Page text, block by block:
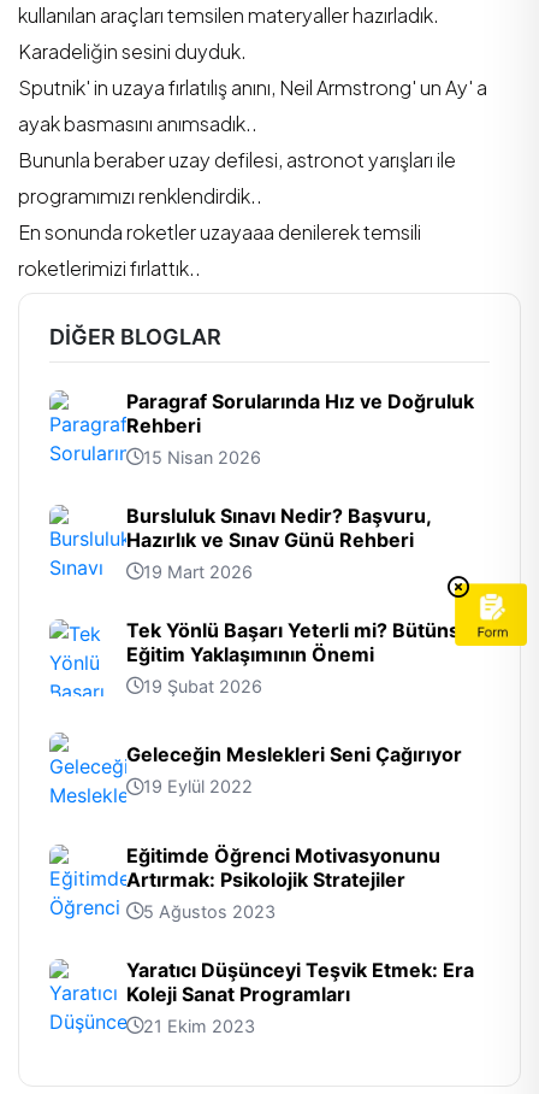
kullanılan araçları temsilen materyaller hazırladık.
Karadeliğin sesini duyduk.
Sputnik' in uzaya fırlatılış anını, Neil Armstrong' un Ay' a
ayak basmasını anımsadık..
Bununla beraber uzay defilesi, astronot yarışları ile
programımızı renklendirdik..
En sonunda roketler uzayaaa denilerek temsili
roketlerimizi fırlattık..
DIĞER BLOGLAR
Paragraf Sorularında Hız ve Doğruluk
Rehberi
15 Nisan 2026
Bursluluk Sınavı Nedir? Başvuru,
Hazırlık ve Sınav Günü Rehberi
19 Mart 2026
Tek Yönlü Başarı Yeterli mi? Bütünsel
Eğitim Yaklaşımının Önemi
19 Şubat 2026
Geleceğin Meslekleri Seni Çağırıyor
19 Eylül 2022
Eğitimde Öğrenci Motivasyonunu
Artırmak: Psikolojik Stratejiler
5 Ağustos 2023
Yaratıcı Düşünceyi Teşvik Etmek: Era
Koleji Sanat Programları
21 Ekim 2023